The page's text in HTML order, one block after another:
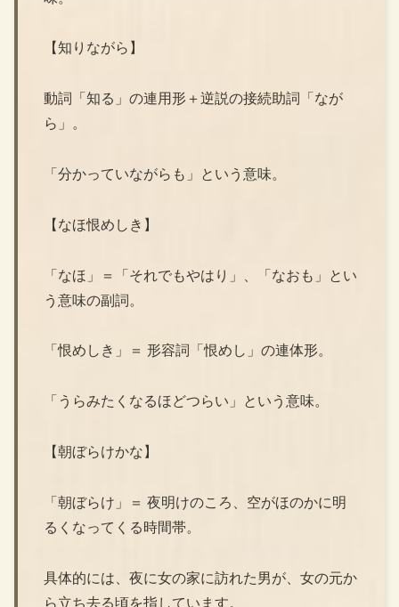
【知りながら】
動詞「知る」の連用形＋逆説の接続助詞「なが
ら」。
「分かっていながらも」という意味。
【なほ恨めしき】
「なほ」＝「それでもやはり」、「なおも」とい
う意味の副詞。
「恨めしき」＝ 形容詞「恨めし」の連体形。
「うらみたくなるほどつらい」という意味。
【朝ぼらけかな】
「朝ぼらけ」＝ 夜明けのころ、空がほのかに明
るくなってくる時間帯。
具体的には、夜に女の家に訪れた男が、女の元か
ら立ち去る頃を指しています。